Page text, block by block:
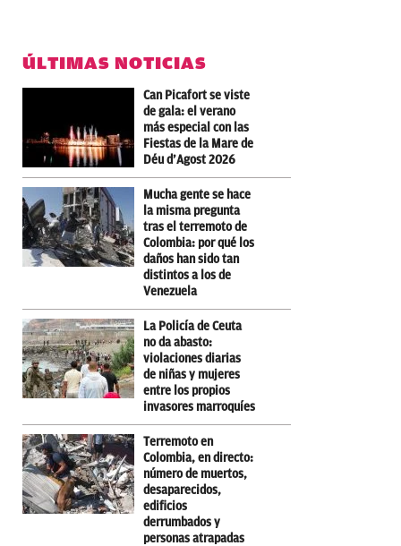
ÚLTIMAS NOTICIAS
Can Picafort se viste
de gala: el verano
más especial con las
Fiestas de la Mare de
Déu d’Agost 2026
Mucha gente se hace
la misma pregunta
tras el terremoto de
Colombia: por qué los
daños han sido tan
distintos a los de
Venezuela
La Policía de Ceuta
no da abasto:
violaciones diarias
de niñas y mujeres
entre los propios
invasores marroquíes
Terremoto en
Colombia, en directo:
número de muertos,
desaparecidos,
edificios
derrumbados y
personas atrapadas